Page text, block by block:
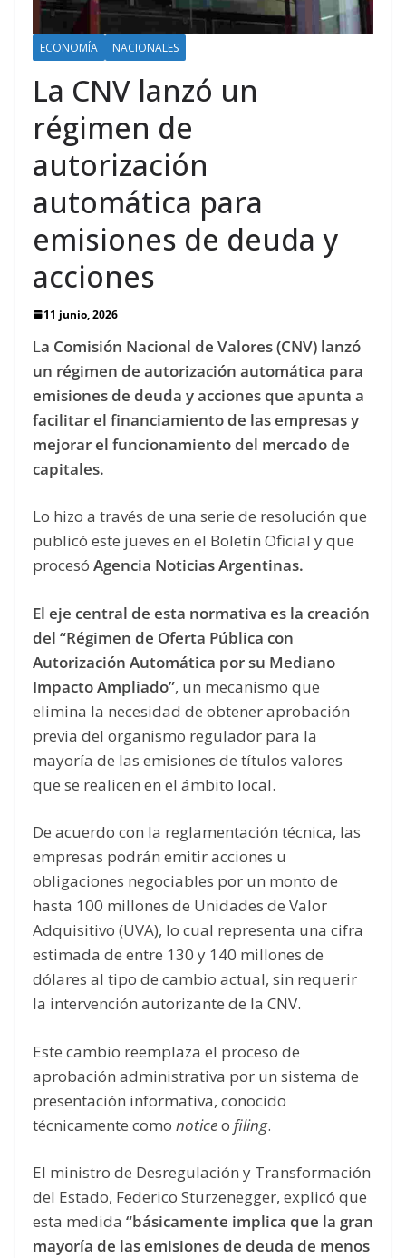
ECONOMÍA NACIONALES
La CNV lanzó un
régimen de
autorización
automática para
emisiones de deuda y
acciones
11 junio, 2026
La Comisión Nacional de Valores (CNV) lanzó
un régimen de autorización automática para
emisiones de deuda y acciones que apunta a
facilitar el financiamiento de las empresas y
mejorar el funcionamiento del mercado de
capitales.
Lo hizo a través de una serie de resolución que
publicó este jueves en el Boletín Oficial y que
procesó Agencia Noticias Argentinas.
El eje central de esta normativa es la creación
del “Régimen de Oferta Pública con
Autorización Automática por su Mediano
Impacto Ampliado”, un mecanismo que
elimina la necesidad de obtener aprobación
previa del organismo regulador para la
mayoría de las emisiones de títulos valores
que se realicen en el ámbito local.
De acuerdo con la reglamentación técnica, las
empresas podrán emitir acciones u
obligaciones negociables por un monto de
hasta 100 millones de Unidades de Valor
Adquisitivo (UVA), lo cual representa una cifra
estimada de entre 130 y 140 millones de
dólares al tipo de cambio actual, sin requerir
la intervención autorizante de la CNV.
Este cambio reemplaza el proceso de
aprobación administrativa por un sistema de
presentación informativa, conocido
técnicamente como noticeo filing.
El ministro de Desregulación y Transformación
del Estado, Federico Sturzenegger, explicó que
esta medida “básicamente implica que la gran
mayoría de las emisiones de deuda de menos